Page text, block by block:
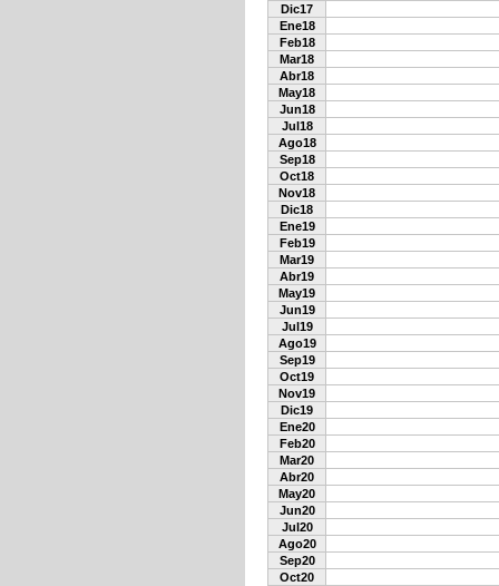
Dic17
Ene18
Feb18
Mar18
Abr18
May18
Jun18
Jul18
Ago18
Sep18
Oct18
Nov18
Dic18
Ene19
Feb19
Mar19
Abr19
May19
Jun19
Jul19
Ago19
Sep19
Oct19
Nov19
Dic19
Ene20
Feb20
Mar20
Abr20
May20
Jun20
Jul20
Ago20
Sep20
Oct20